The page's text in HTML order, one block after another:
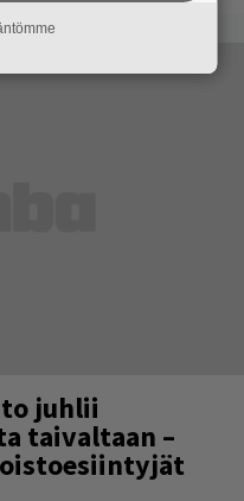
juhlii
taivaltaan –